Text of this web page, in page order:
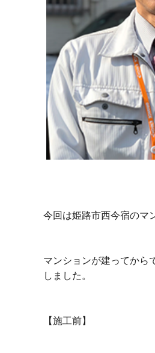
今回は姫路市西今宿のマ
マンションが建ってから
しました。
【施工前】